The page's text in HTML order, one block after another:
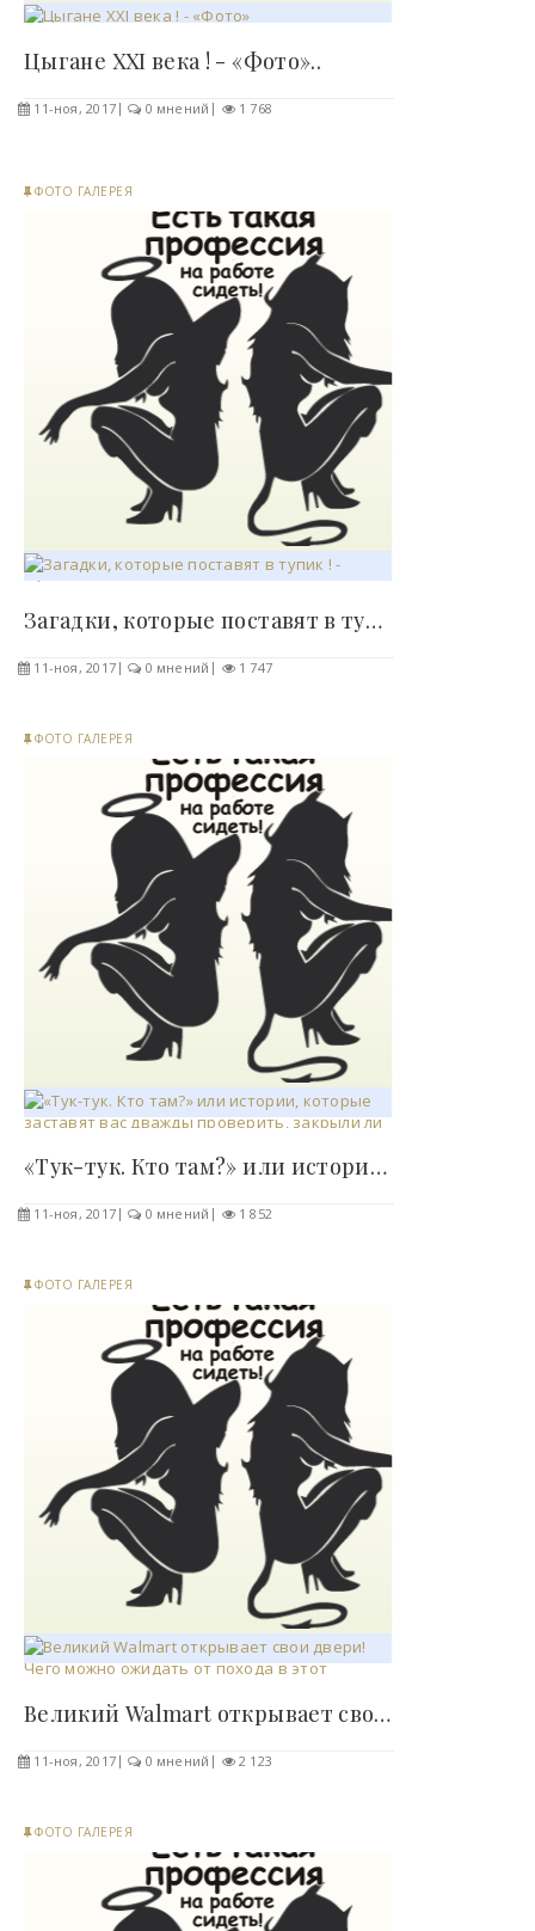
Цыгане XXI века ! - «Фото»..
11-ноя, 2017 0 мнений 1 768
ФОТО ГАЛЕРЕЯ
Загадки, которые поставят в тупик ! - «Фото»..
11-ноя, 2017 0 мнений 1 747
ФОТО ГАЛЕРЕЯ
«Тук-тук. Кто там?» или истории, которые заставят..
11-ноя, 2017 0 мнений 1 852
ФОТО ГАЛЕРЕЯ
Великий Walmart открывает свои двери! Чего можно..
11-ноя, 2017 0 мнений 2 123
ФОТО ГАЛЕРЕЯ